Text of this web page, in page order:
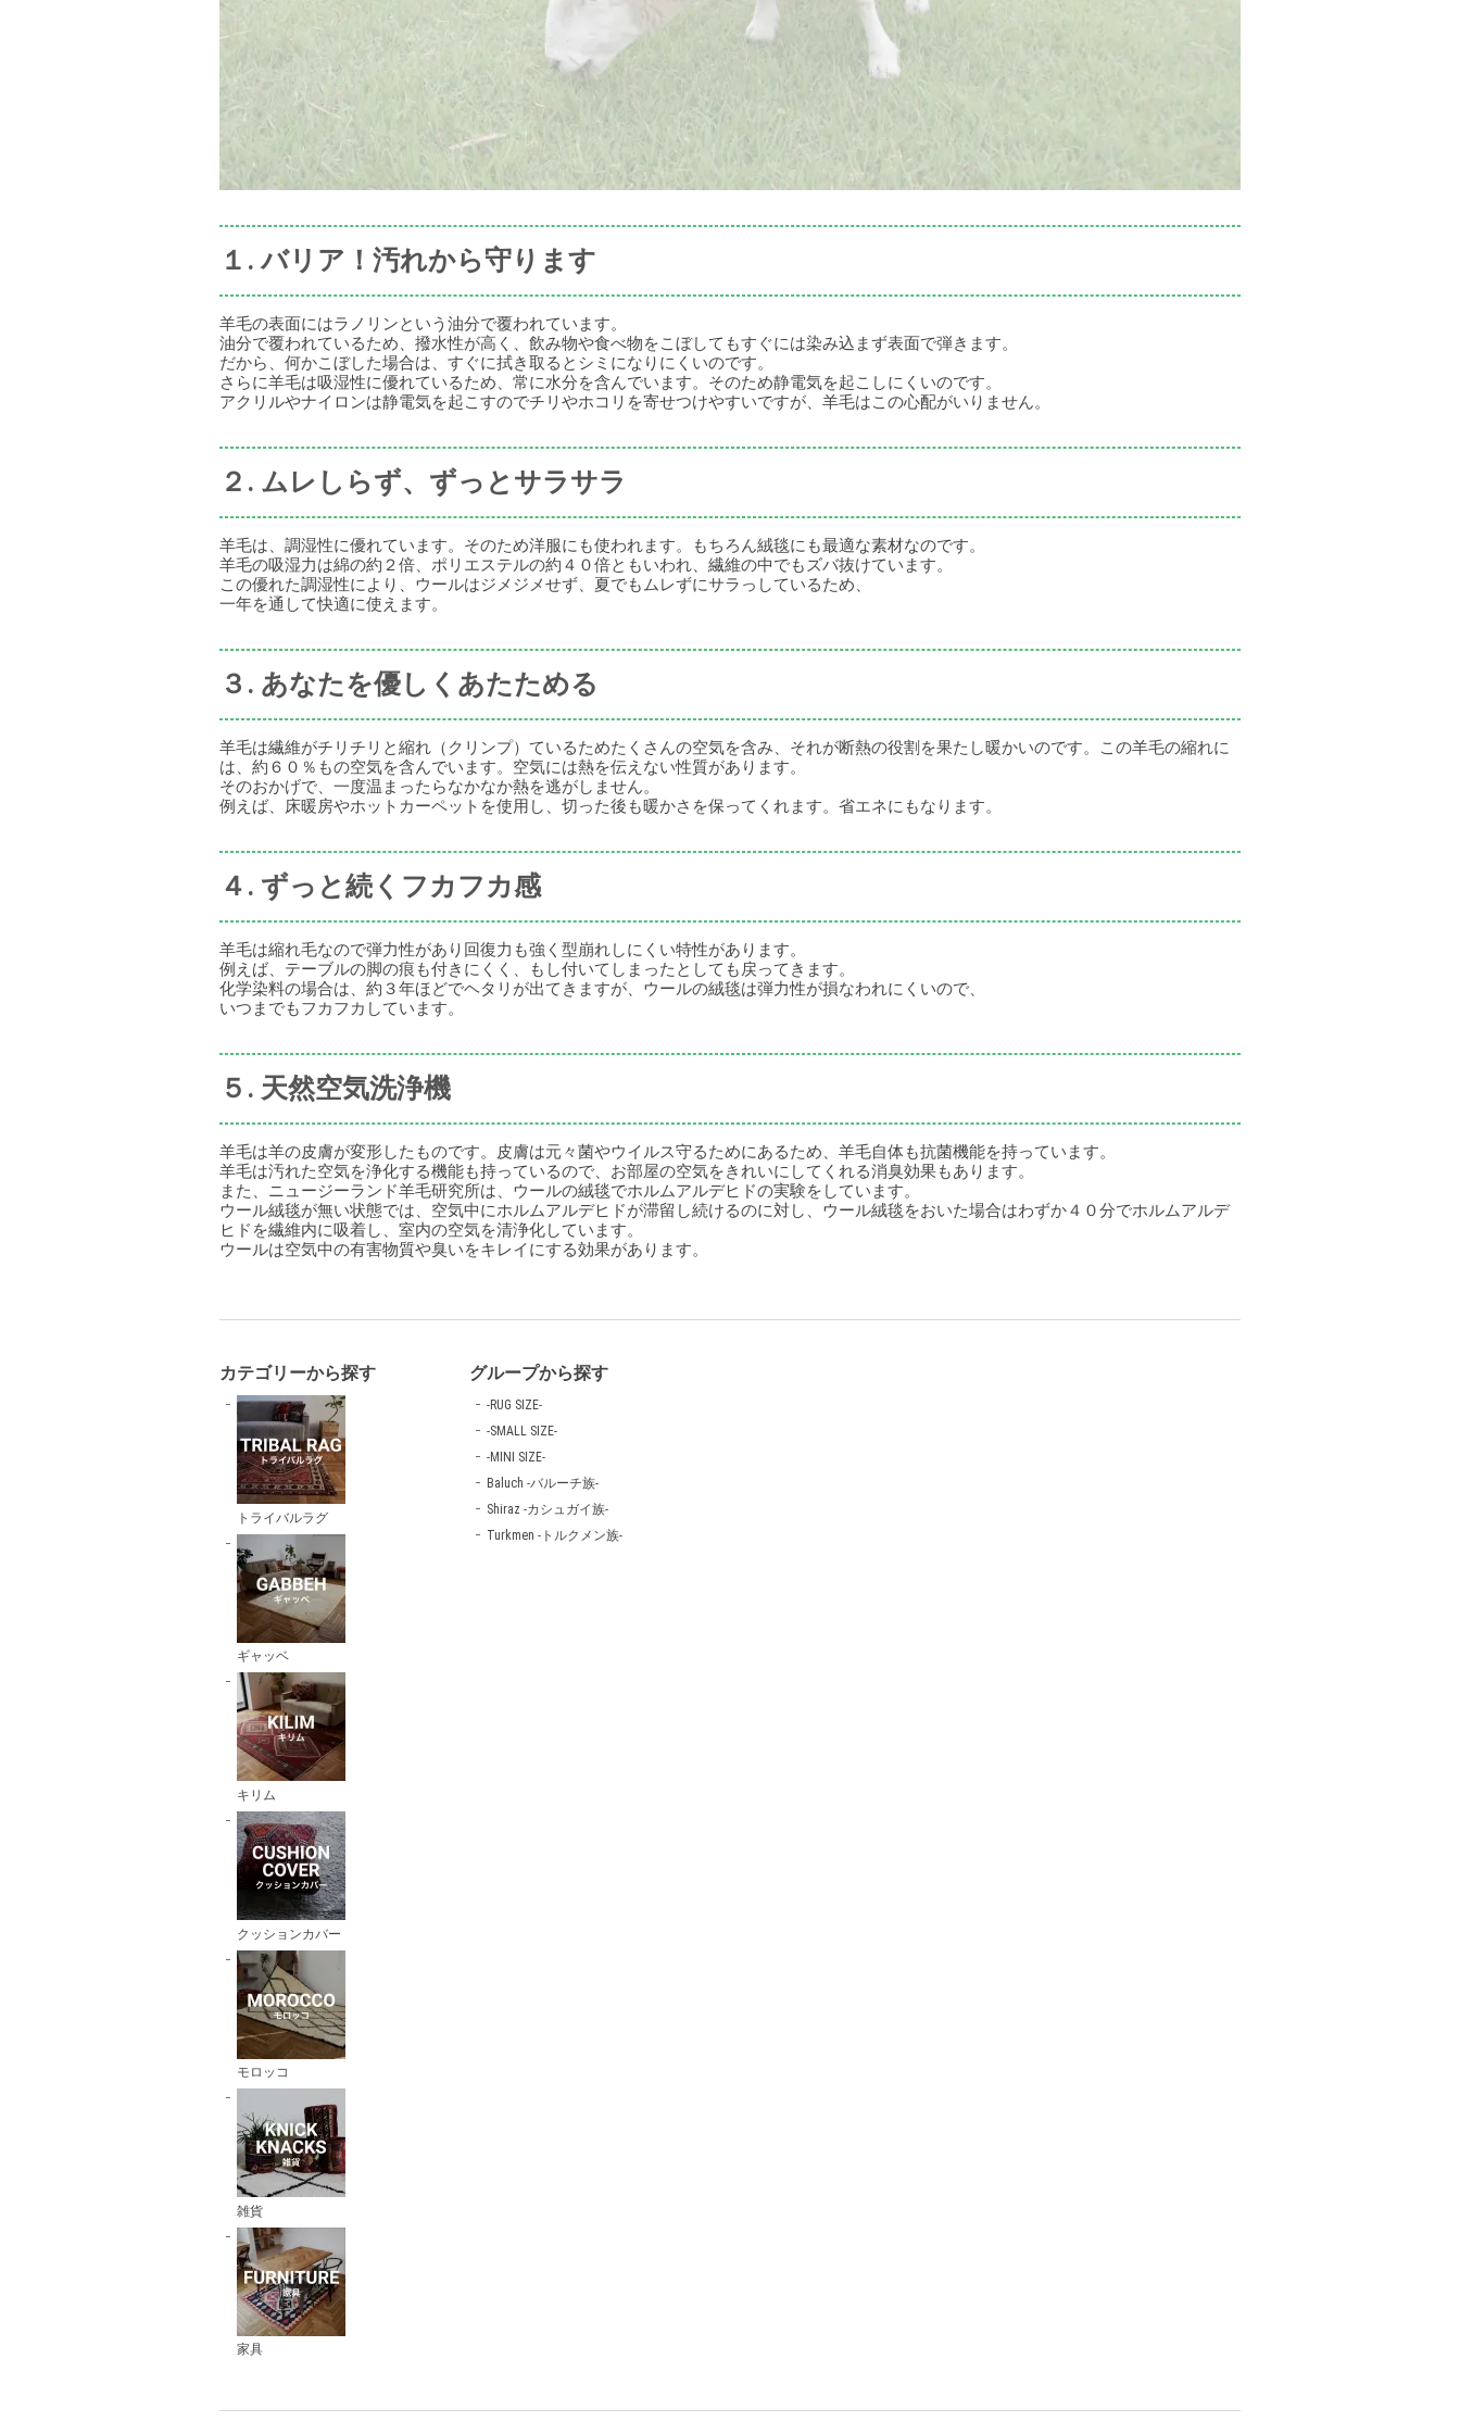
１. バリア！汚れから守ります
羊毛の表面にはラノリンという油分で覆われています。
油分で覆われているため、撥水性が高く、飲み物や食べ物をこぼしてもすぐには染み込まず表面で弾きます。
だから、何かこぼした場合は、すぐに拭き取るとシミになりにくいのです。
さらに羊毛は吸湿性に優れているため、常に水分を含んでいます。そのため静電気を起こしにくいのです。
アクリルやナイロンは静電気を起こすのでチリやホコリを寄せつけやすいですが、羊毛はこの心配がいりません。
２. ムレしらず、ずっとサラサラ
羊毛は、調湿性に優れています。そのため洋服にも使われます。もちろん絨毯にも最適な素材なのです。
羊毛の吸湿力は綿の約２倍、ポリエステルの約４０倍ともいわれ、繊維の中でもズバ抜けています。
この優れた調湿性により、ウールはジメジメせず、夏でもムレずにサラっしているため、
一年を通して快適に使えます。
３. あなたを優しくあたためる
羊毛は繊維がチリチリと縮れ（クリンプ）ているためたくさんの空気を含み、それが断熱の役割を果たし暖かいのです。この羊毛の縮れに
は、約６０％もの空気を含んでいます。空気には熱を伝えない性質があります。
そのおかげで、一度温まったらなかなか熱を逃がしません。
例えば、床暖房やホットカーペットを使用し、切った後も暖かさを保ってくれます。省エネにもなります。
４. ずっと続くフカフカ感
羊毛は縮れ毛なので弾力性があり回復力も強く型崩れしにくい特性があります。
例えば、テーブルの脚の痕も付きにくく、もし付いてしまったとしても戻ってきます。
化学染料の場合は、約３年ほどでヘタリが出てきますが、ウールの絨毯は弾力性が損なわれにくいので、
いつまでもフカフカしています。
５. 天然空気洗浄機
羊毛は羊の皮膚が変形したものです。皮膚は元々菌やウイルス守るためにあるため、羊毛自体も抗菌機能を持っています。
羊毛は汚れた空気を浄化する機能も持っているので、お部屋の空気をきれいにしてくれる消臭効果もあります。
また、ニュージーランド羊毛研究所は、ウールの絨毯でホルムアルデヒドの実験をしています。
ウール絨毯が無い状態では、空気中にホルムアルデヒドが滞留し続けるのに対し、ウール絨毯をおいた場合はわずか４０分でホルムアルデ
ヒドを繊維内に吸着し、室内の空気を清浄化しています。
ウールは空気中の有害物質や臭いをキレイにする効果があります。
カテゴリーから探す
トライバルラグ
ギャッベ
キリム
クッションカバー
モロッコ
雑貨
家具
グループから探す
-RUG SIZE-
-SMALL SIZE-
-MINI SIZE-
Baluch -バルーチ族-
Shiraz -カシュガイ族-
Turkmen -トルクメン族-